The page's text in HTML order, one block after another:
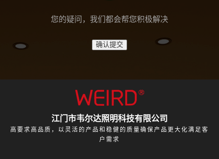
您的疑问，我们都会帮您积极解决
江门市韦尔达照明科技有限公司
高要求高品质，以灵活的产品和稳健的质量确保产品更大化满足客
户需求